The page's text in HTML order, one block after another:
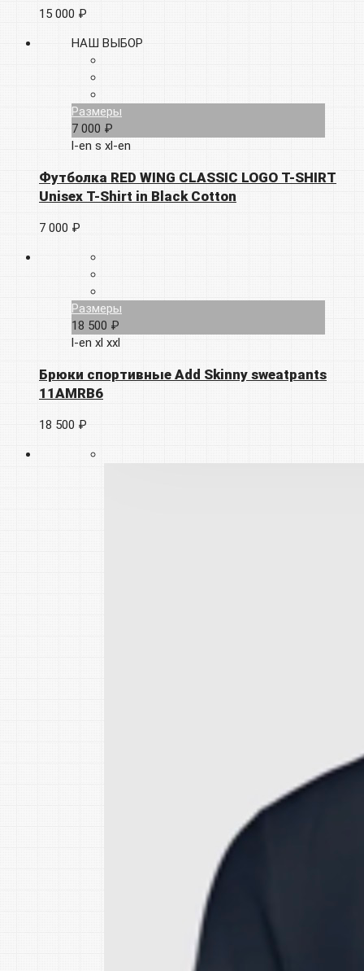
15 000 ₽
НАШ ВЫБОР
Размеры
7 000 ₽
l-en s xl-en
Футболка RED WING CLASSIC LOGO T-SHIRT
Unisex T-Shirt in Black Cotton
7 000 ₽
Размеры
18 500 ₽
l-en xl xxl
Брюки спортивные Add Skinny sweatpants
11AMRB6
18 500 ₽